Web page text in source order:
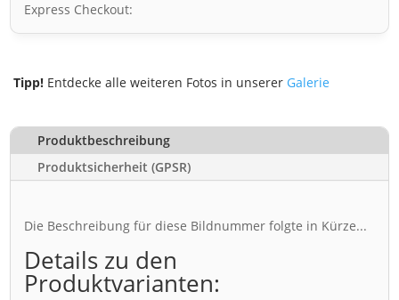
Express Checkout:
Tipp! Entdecke alle weiteren Fotos in unserer Galerie
Produktbeschreibung
Produktsicherheit (GPSR)
Die Beschreibung für diese Bildnummer folgte in Kürze...
Details zu den
Produktvarianten: